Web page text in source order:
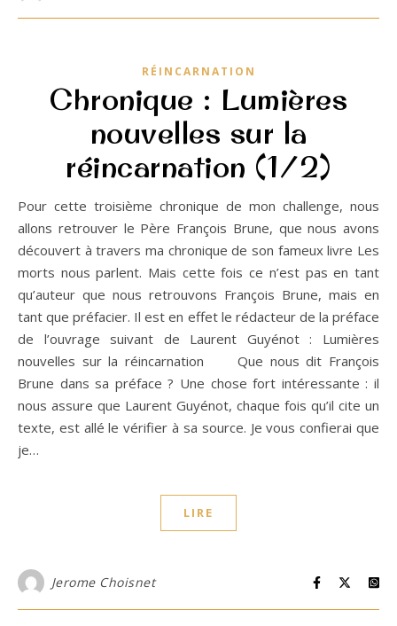
RÉINCARNATION
Chronique : Lumières
nouvelles sur la
réincarnation (1/2)
Pour cette troisième chronique de mon challenge, nous
allons retrouver le Père François Brune, que nous avons
découvert à travers ma chronique de son fameux livre Les
morts nous parlent. Mais cette fois ce n’est pas en tant
qu’auteur que nous retrouvons François Brune, mais en
tant que préfacier. Il est en effet le rédacteur de la préface
de l’ouvrage suivant de Laurent Guyénot : Lumières
nouvelles sur la réincarnation Que nous dit François
Brune dans sa préface ? Une chose fort intéressante : il
nous assure que Laurent Guyénot, chaque fois qu’il cite un
texte, est allé le vérifier à sa source. Je vous confierai que
je…
LIRE
Jerome Choisnet